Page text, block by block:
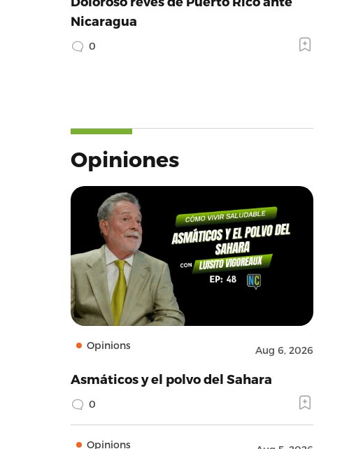
Nicaragua
0
Opiniones
Opinions Aug 6, 2026
Asmáticos y el polvo del Sahara
0
Opinions